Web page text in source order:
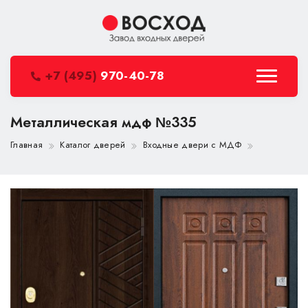
+7 (495) 970-40-78
Металлическая мдф №335
Главная Каталог дверей Входные двери с МДФ